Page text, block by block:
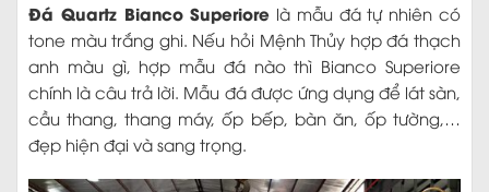
Đá Quartz Bianco Superiore là mẫu đá tự nhiên có
tone màu trắng ghi. Nếu hỏi Mệnh Thủy hợp đá thạch
anh màu gì, hợp mẫu đá nào thì Bianco Superiore
chính là câu trả lời. Mẫu đá được ứng dụng để lát sàn,
cầu thang, thang máy, ốp bếp, bàn ăn, ốp tường,…
đẹp hiện đại và sang trọng.